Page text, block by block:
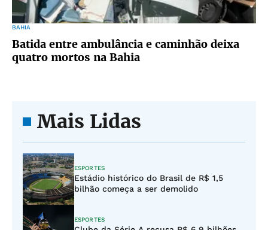
BAHIA
Batida entre ambulância e caminhão deixa
quatro mortos na Bahia
Mais Lidas
ESPORTES
Estádio histórico do Brasil de R$ 1,5
bilhão começa a ser demolido
ESPORTES